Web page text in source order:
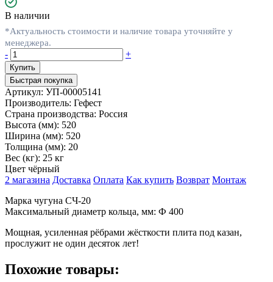
В наличии
*Актуальность стоимости и наличие товара уточняйте у
менеджера.
-
+
Быстрая покупка
Артикул: УП-00005141
Производитель: Гефест
Страна производства: Россия
Высота (мм): 520
Ширина (мм): 520
Толщина (мм): 20
Вес (кг): 25 кг
Цвет чёрный
2 магазина Доставка Оплата Как купить Возврат Монтаж
Марка чугуна СЧ-20
Максимальный диаметр кольца, мм: Ф 400
Мощная, усиленная рёбрами жёсткости плита под казан,
прослужит не один десяток лет!
Похожие товары: